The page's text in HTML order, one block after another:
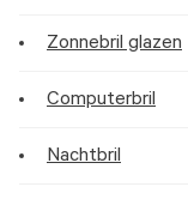
Zonnebril glazen
Computerbril
Nachtbril